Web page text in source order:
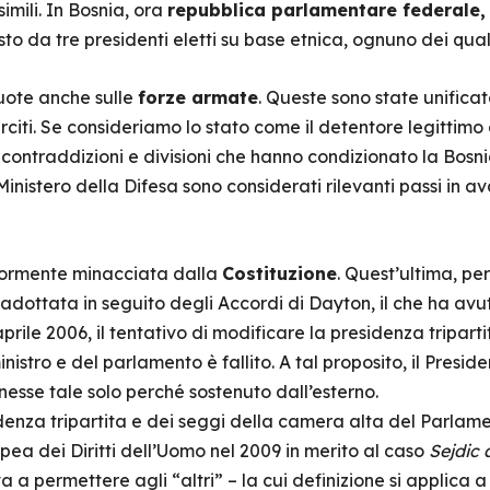
In Bosnia, ora repubblica parlamentare federale,
da tre presidenti eletti su base etnica, ognuno dei
anche sulle forze armate. Queste sono state
Se consideriamo lo stato come il detentore
e divisioni che hanno condizionato la
della Difesa sono considerati rilevanti passi in
minacciata dalla Costituzione. Quest’ultima,
in seguito degli Accordi di Dayton, il che ha
2006, il tentativo di modificare la presidenza
e del parlamento è fallito. A tal proposito, il
tale solo perché sostenuto dall’esterno.
tripartita e dei seggi della camera alta del
dei Diritti dell’Uomo nel 2009 in merito al caso Sejdic
a permettere agli “altri” – la cui definizione si applica